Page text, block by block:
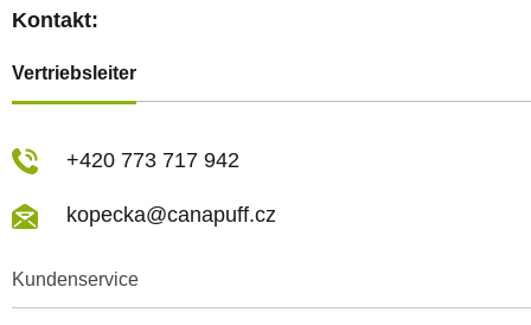
Kontakt:
Kundenservice
Vertriebsleiter
+420 773 717 942
kopecka@canapuff.cz